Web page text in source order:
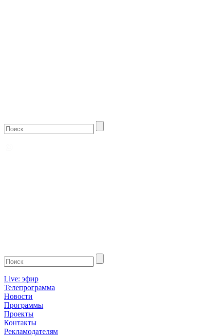
Live: эфир
Телепрограмма
Новости
Программы
Проекты
Контакты
Рекламодателям